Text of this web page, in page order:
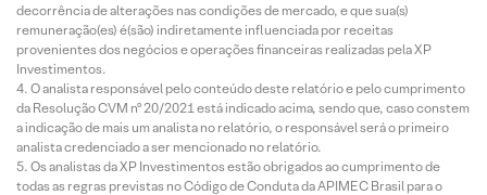
decorrência de alterações nas condições de mercado, e que sua(s)
remuneração(es) é(são) indiretamente influenciada por receitas
provenientes dos negócios e operações financeiras realizadas pela XP
Investimentos.
O analista responsável pelo conteúdo deste relatório e pelo cumprimento
da Resolução CVM nº 20/2021 está indicado acima, sendo que, caso constem
a indicação de mais um analista no relatório, o responsável será o primeiro
analista credenciado a ser mencionado no relatório.
Os analistas da XP Investimentos estão obrigados ao cumprimento de
todas as regras previstas no Código de Conduta da APIMEC Brasil para o